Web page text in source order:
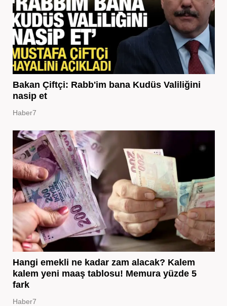
Bakan Çiftçi: Rabb'im bana Kudüs Valiliğini
nasip et
Haber7
Hangi emekli ne kadar zam alacak? Kalem
kalem yeni maaş tablosu! Memura yüzde 5
fark
Haber7